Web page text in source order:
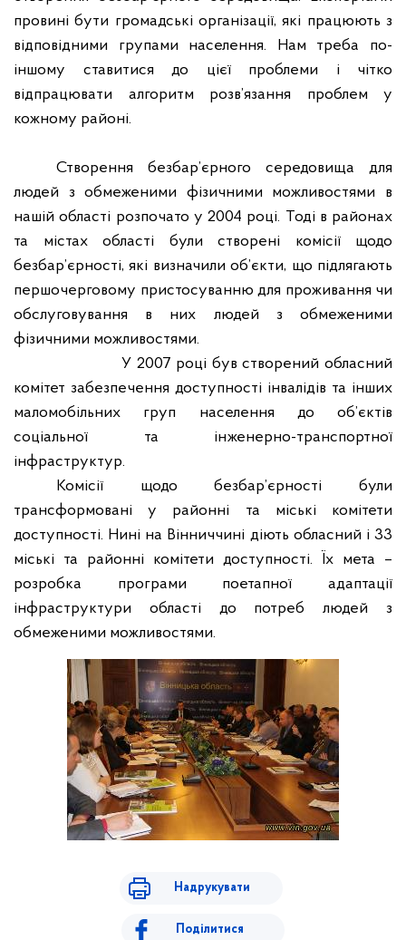
провині бути громадські організації, які працюють з
відповідними групами населення. Нам треба по-
іншому ставитися до цієї проблеми і чітко
відпрацювати алгоритм розв’язання проблем у
кожному районі.
Створення безбар’єрного середовища для
людей з обмеженими фізичними можливостями в
нашій області розпочато у 2004 році. Тоді в районах
та містах області були створені комісії щодо
безбар’єрності, які визначили об’єкти, що підлягають
першочерговому пристосуванню для проживання чи
обслуговування в них людей з обмеженими
фізичними можливостями.
У 2007 році був створений обласний
комітет забезпечення доступності інвалідів та інших
маломобільних груп населення до об’єктів
соціальної та інженерно-транспортної
інфраструктур.
Комісії щодо безбар’єрності були
трансформовані у районні та міські комітети
доступності. Нині на Вінниччині діють обласний і 33
міські та районні комітети доступності. Їх мета –
розробка програми поетапної адаптації
інфраструктури області до потреб людей з
обмеженими можливостями.
Надрукувати
Поділитися